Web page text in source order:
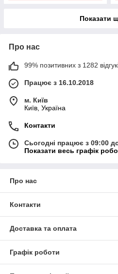
Показати
Про нас
99% позитивних з 1282
Працює з 16.10.2018
м. Київ
Київ, Україна
Контакти
Сьогодні працює з 09:00
Показати весь графік
Про нас
Контакти
Доставка та оплата
Графік роботи